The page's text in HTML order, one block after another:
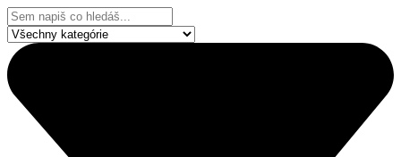
Přejít
k
obsahu
Search
...